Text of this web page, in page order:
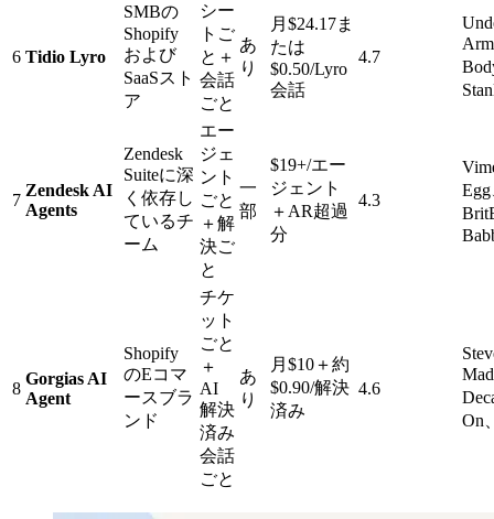
6 Tidio Lyro
SMBの
Shopify
および
SaaSスト
ア
シー
トご
と＋
会話
ごと
あ
り
月$24.17ま
たは
$0.50/Lyro
会話
4.7
7
Zendesk AI
Agents
Zendesk
Suiteに深
く依存し
ているチ
ーム
エー
ジェ
ント
ごと
＋解
決ご
と
一
部
$19+/エー
ジェント
＋AR超過
分
4.3
8
Gorgias AI
Agent
Shopify
のEコマ
ースブラ
ンド
チケ
ット
ごと
＋
AI
解決
済み
会話
ごと
あ
り
月$10＋約
$0.90/解決
済み
4.6
On